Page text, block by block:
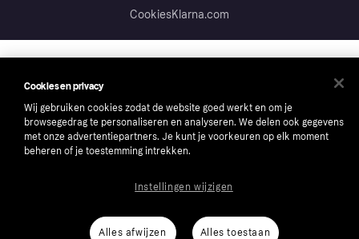
CookiesKlarna.com
Cookies en privacy
Wij gebruiken cookies zodat de website goed werkt en om je
browsegedrag te personaliseren en analyseren. We delen ook gegevens
met onze advertentiepartners. Je kunt je voorkeuren op elk moment
beheren of je toestemming intrekken.
Alles afwijzen Alles toestaan
Instellingen wijzigen